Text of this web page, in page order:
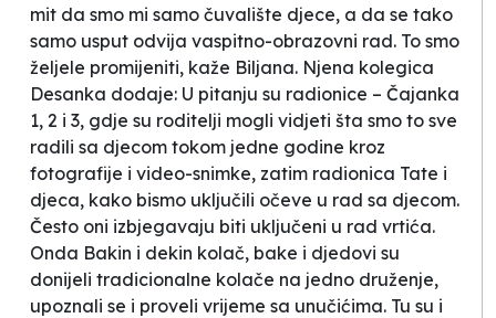
mit da smo mi samo čuvalište djece, a da se tako
samo usput odvija vaspitno-obrazovni rad. To smo
željele promijeniti, kaže Biljana. Njena kolegica
Desanka dodaje: U pitanju su radionice – Čajanka
1, 2 i 3, gdje su roditelji mogli vidjeti šta smo to sve
radili sa djecom tokom jedne godine kroz
fotografije i video-snimke, zatim radionica Tate i
djeca, kako bismo uključili očeve u rad sa djecom.
Često oni izbjegavaju biti uključeni u rad vrtića.
Onda Bakin i dekin kolač, bake i djedovi su
donijeli tradicionalne kolače na jedno druženje,
upoznali se i proveli vrijeme sa unučićima. Tu su i